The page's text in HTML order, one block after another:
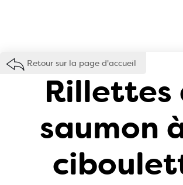
Retour sur la page d'accueil
Rillettes
saumon